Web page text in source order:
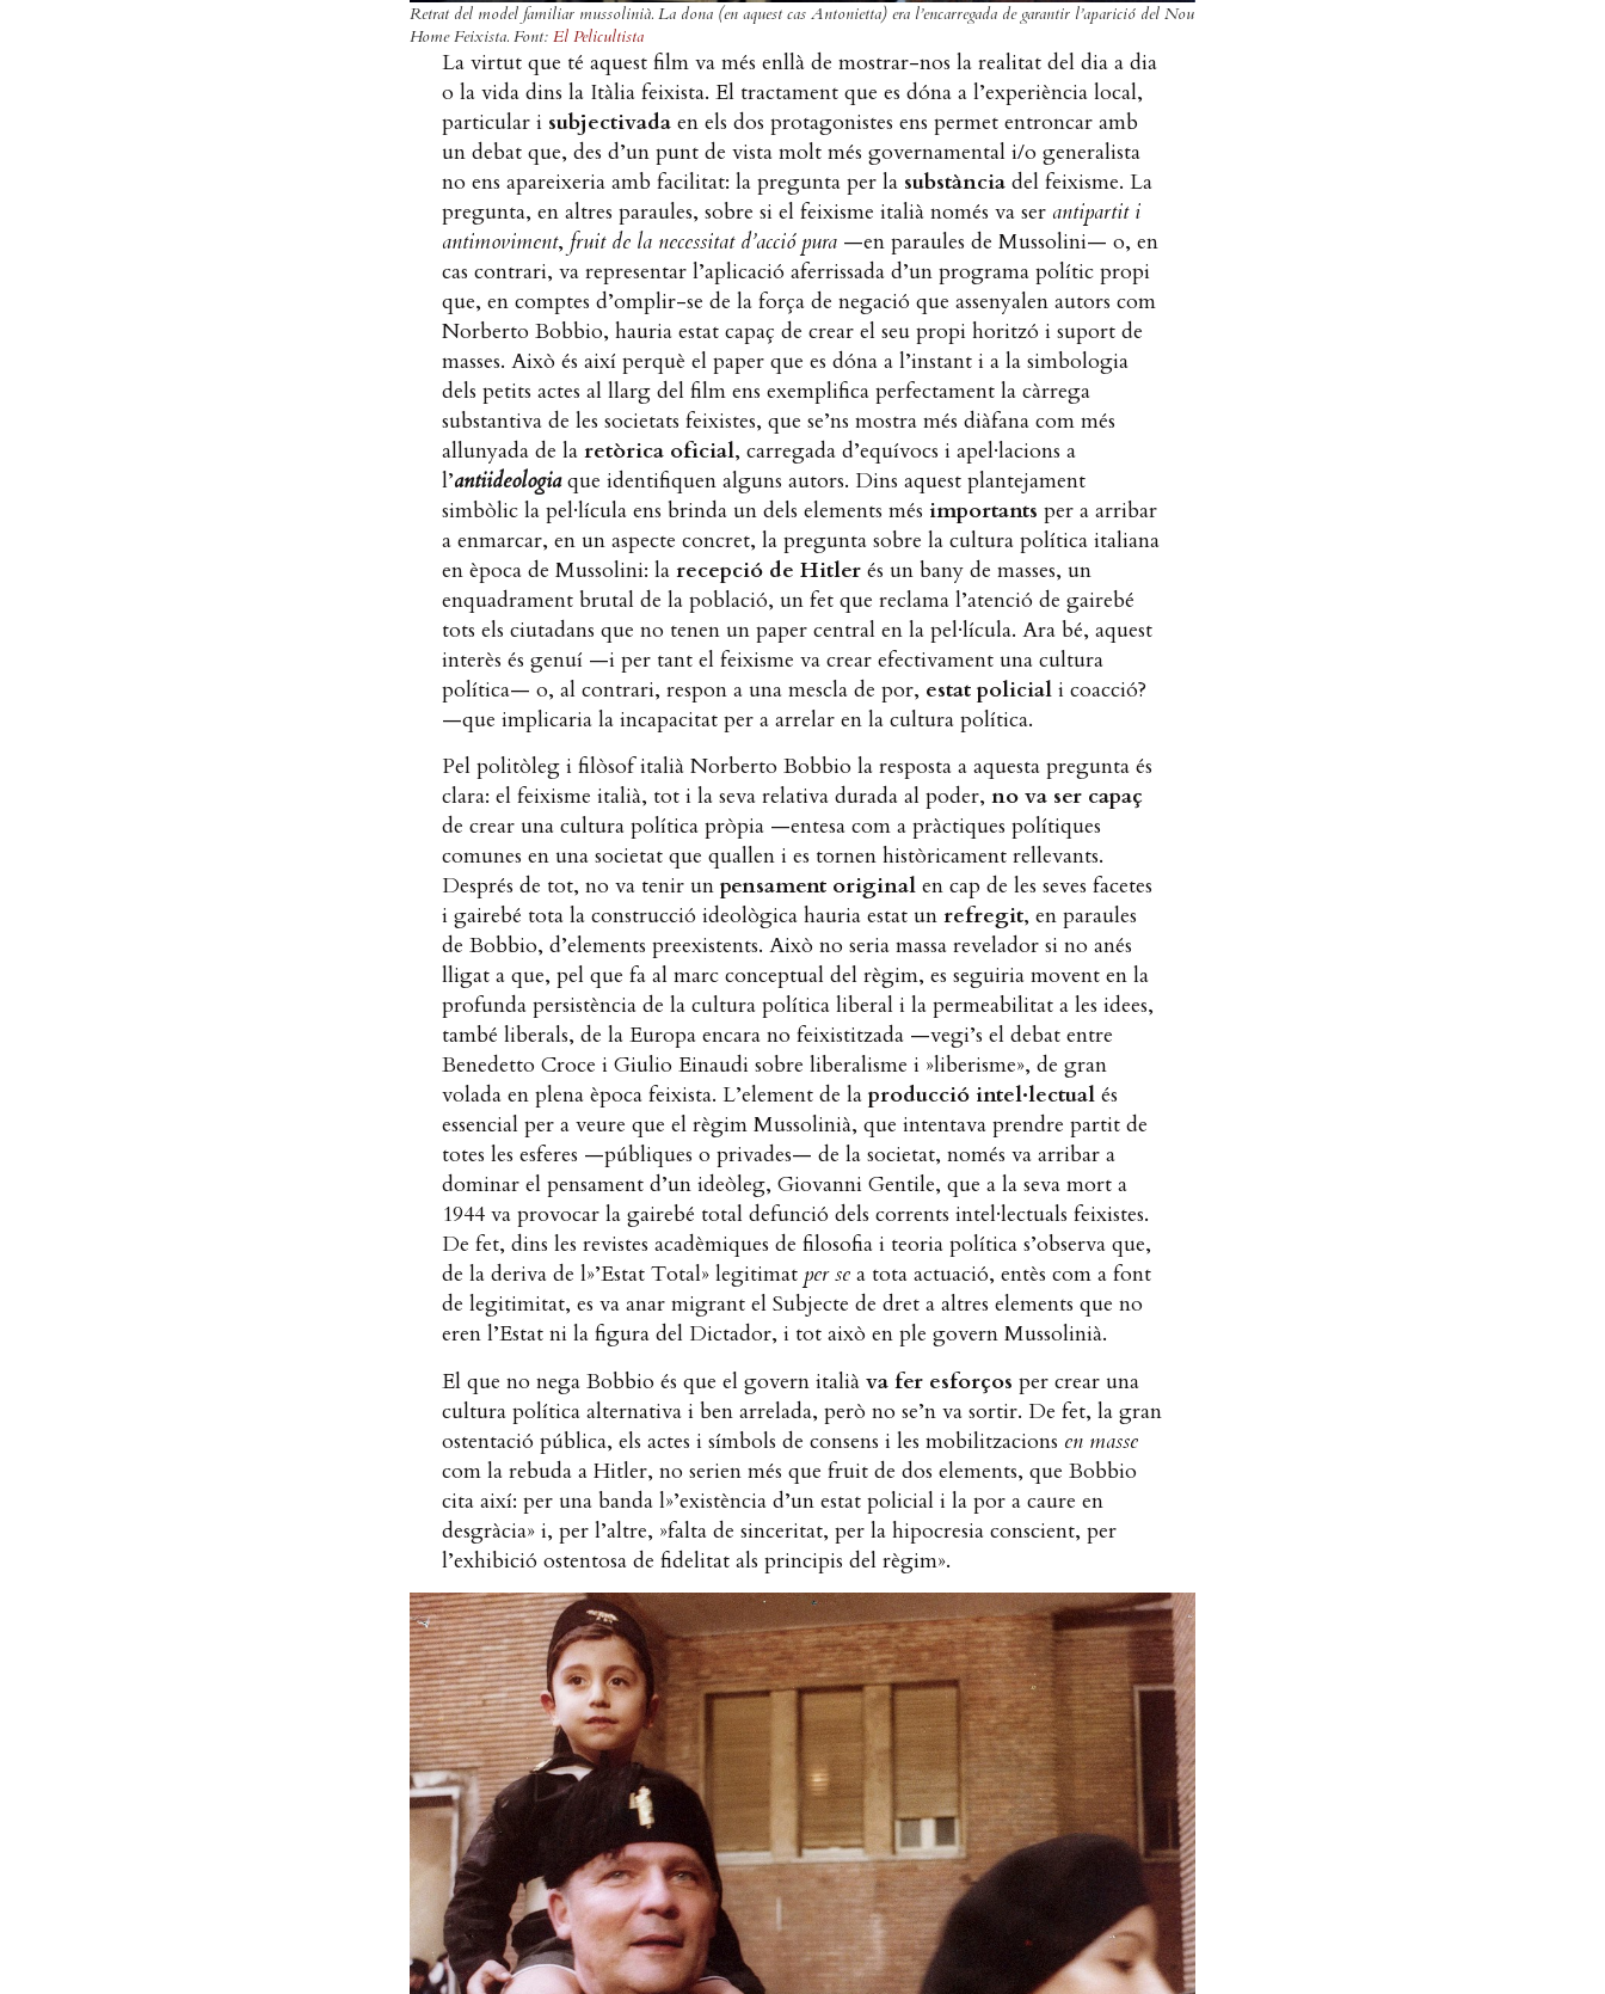
Retrat del model familiar mussolinià. La dona (en aquest cas Antonietta) era l’encarregada de garantir l’aparició del Nou
Home Feixista. Font: El Pelicultista
La virtut que té aquest film va més enllà de mostrar-nos la realitat del dia a dia
o la vida dins la Itàlia feixista. El tractament que es dóna a l’experiència local,
particular i subjectivada en els dos protagonistes ens permet entroncar amb
un debat que, des d’un punt de vista molt més governamental i/o generalista
no ens apareixeria amb facilitat: la pregunta per la substància del feixisme. La
pregunta, en altres paraules, sobre si el feixisme italià només va ser antipartit i
antimoviment, fruit de la necessitat d’acció pura —en paraules de Mussolini— o, en
cas contrari, va representar l’aplicació aferrissada d’un programa polític propi
que, en comptes d’omplir-se de la força de negació que assenyalen autors com
Norberto Bobbio, hauria estat capaç de crear el seu propi horitzó i suport de
masses. Això és així perquè el paper que es dóna a l’instant i a la simbologia
dels petits actes al llarg del film ens exemplifica perfectament la càrrega
substantiva de les societats feixistes, que se’ns mostra més diàfana com més
allunyada de la retòrica oficial, carregada d’equívocs i apel·lacions a
l’antiideologiaque identifiquen alguns autors. Dins aquest plantejament
simbòlic la pel·lícula ens brinda un dels elements més importants per a arribar
a enmarcar, en un aspecte concret, la pregunta sobre la cultura política italiana
en època de Mussolini: la recepció de Hitler és un bany de masses, un
enquadrament brutal de la població, un fet que reclama l’atenció de gairebé
tots els ciutadans que no tenen un paper central en la pel·lícula. Ara bé, aquest
interès és genuí —i per tant el feixisme va crear efectivament una cultura
política— o, al contrari, respon a una mescla de por, estat policial i coacció?
—que implicaria la incapacitat per a arrelar en la cultura política.
Pel politòleg i filòsof italià Norberto Bobbio la resposta a aquesta pregunta és
clara: el feixisme italià, tot i la seva relativa durada al poder, no va ser capaç
de crear una cultura política pròpia —entesa com a pràctiques polítiques
comunes en una societat que quallen i es tornen històricament rellevants.
Després de tot, no va tenir un pensament original en cap de les seves facetes
i gairebé tota la construcció ideològica hauria estat un refregit, en paraules
de Bobbio, d’elements preexistents. Això no seria massa revelador si no anés
lligat a que, pel que fa al marc conceptual del règim, es seguiria movent en la
profunda persistència de la cultura política liberal i la permeabilitat a les idees,
també liberals, de la Europa encara no feixistitzada —vegi’s el debat entre
Benedetto Croce i Giulio Einaudi sobre liberalisme i »liberisme», de gran
volada en plena època feixista. L’element de la producció intel·lectual és
essencial per a veure que el règim Mussolinià, que intentava prendre partit de
totes les esferes —públiques o privades— de la societat, només va arribar a
dominar el pensament d’un ideòleg, Giovanni Gentile, que a la seva mort a
1944 va provocar la gairebé total defunció dels corrents intel·lectuals feixistes.
De fet, dins les revistes acadèmiques de filosofia i teoria política s’observa que,
de la deriva de l»’Estat Total» legitimat per se a tota actuació, entès com a font
de legitimitat, es va anar migrant el Subjecte de dret a altres elements que no
eren l’Estat ni la figura del Dictador, i tot això en ple govern Mussolinià.
El que no nega Bobbio és que el govern italià va fer esforços per crear una
cultura política alternativa i ben arrelada, però no se’n va sortir. De fet, la gran
ostentació pública, els actes i símbols de consens i les mobilitzacions en masse
com la rebuda a Hitler, no serien més que fruit de dos elements, que Bobbio
cita així: per una banda l»’existència d’un estat policial i la por a caure en
desgràcia» i, per l’altre, »falta de sinceritat, per la hipocresia conscient, per
l’exhibició ostentosa de fidelitat als principis del règim».